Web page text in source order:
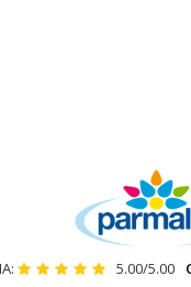
5.00/5.00